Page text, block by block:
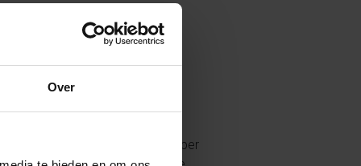
Over
ook echt met alleen maar
in Nederland toch een
en om meerdere wedstrijden per